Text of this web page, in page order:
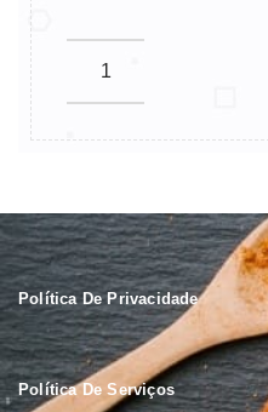
Política De Privacidade
Política De Serviços